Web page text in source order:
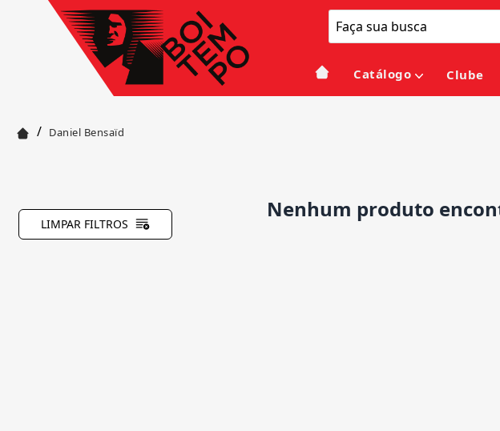
Catálogo Clube
/ Daniel Bensaïd
LIMPAR FILTROS
Nenhum produto